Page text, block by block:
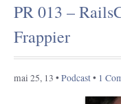
PR 013 –
Frappier
mai 25, 13 • Podcast• 1